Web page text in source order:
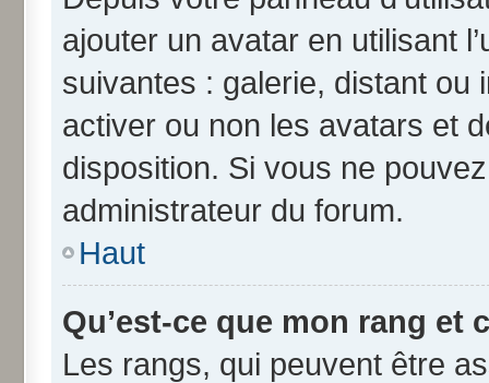
ajouter un avatar en utilisant
suivantes : galerie, distant ou
activer ou non les avatars et
disposition. Si vous ne
administrateur du forum.
Haut
Qu’est-ce que mon rang et
Les rangs, qui peuvent être